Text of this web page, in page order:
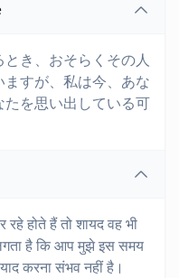
き、おそらくその人
すが、私は今、あな
を思い出している可
होते हैं तो शायद वह भी
है कि आप मुझे इस समय
करना संभव नहीं है।